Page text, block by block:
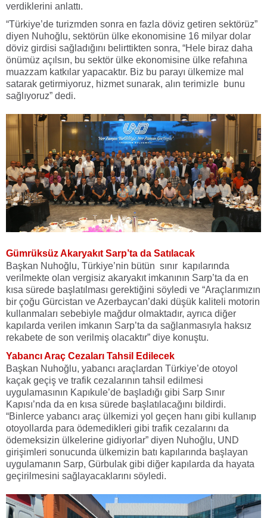
verdiklerini anlattı.
“Türkiye’de turizmden sonra en fazla döviz getiren sektörüz”
diyen Nuhoğlu, sektörün ülke ekonomisine 16 milyar dolar
döviz girdisi sağladığını belirttikten sonra, “Hele biraz daha
önümüz açılsın, bu sektör ülke ekonomisine ülke refahına
muazzam katkılar yapacaktır. Biz bu parayı ülkemize mal
satarak getirmiyoruz, hizmet sunarak, alın terimizle bunu
sağlıyoruz” dedi.
Gümrüksüz Akaryakıt Sarp’ta da Satılacak
Başkan Nuhoğlu, Türkiye’nin bütün sınır kapılarında
verilmekte olan vergisiz akaryakıt imkanının Sarp’ta da en
kısa sürede başlatılması gerektiğini söyledi ve “Araçlarımızın
bir çoğu Gürcistan ve Azerbaycan’daki düşük kaliteli motorin
kullanmaları sebebiyle mağdur olmaktadır, ayrıca diğer
kapılarda verilen imkanın Sarp’ta da sağlanmasıyla haksız
rekabete de son verilmiş olacaktır” diye konuştu.
Yabancı Araç Cezaları Tahsil Edilecek
Başkan Nuhoğlu, yabancı araçlardan Türkiye’de otoyol
kaçak geçiş ve trafik cezalarının tahsil edilmesi
uygulamasının Kapıkule’de başladığı gibi Sarp Sınır
Kapısı’nda da en kısa sürede başlatılacağını bildirdi.
“Binlerce yabancı araç ülkemizi yol geçen hanı gibi kullanıp
otoyollarda para ödemedikleri gibi trafik cezalarını da
ödemeksizin ülkelerine gidiyorlar” diyen Nuhoğlu, UND
girişimleri sonucunda ülkemizin batı kapılarında başlayan
uygulamanın Sarp, Gürbulak gibi diğer kapılarda da hayata
geçirilmesini sağlayacaklarını söyledi.